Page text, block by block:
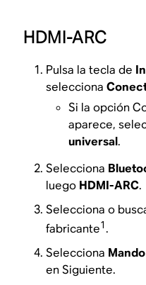
HDMI-ARC
Pulsa la tecla de
selecciona
Si la opción
aparece,
universal.
Selecciona
luego HDMI-ARC.
Selecciona o
fabricante1.
Selecciona
en Siguiente.